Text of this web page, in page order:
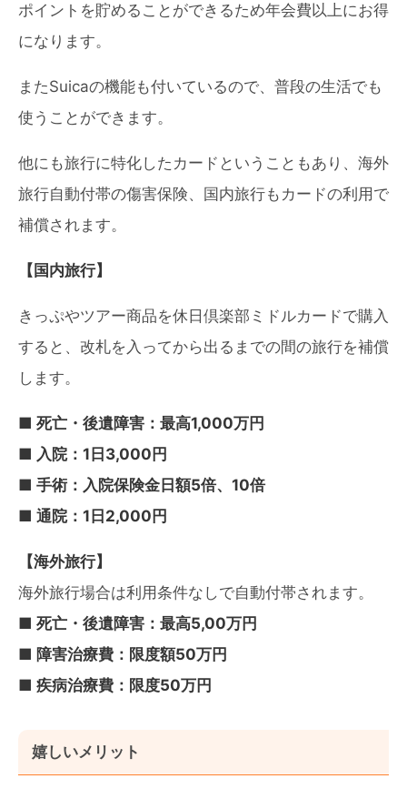
ポイントを貯めることができるため年会費以上にお得
になります。
またSuicaの機能も付いているので、普段の生活でも
使うことができます。
他にも旅行に特化したカードということもあり、海外
旅行自動付帯の傷害保険、国内旅行もカードの利用で
補償されます。
【国内旅行】
きっぷやツアー商品を休日倶楽部ミドルカードで購入
すると、改札を入ってから出るまでの間の旅行を補償
します。
■ 死亡・後遺障害：最高1,000万円
■ 入院：1日3,000円
■ 手術：入院保険金日額5倍、10倍
■ 通院：1日2,000円
【海外旅行】
海外旅行場合は利用条件なしで自動付帯されます。
■ 死亡・後遺障害：最高5,00万円
■ 障害治療費：限度額50万円
■ 疾病治療費：限度50万円
嬉しいメリット